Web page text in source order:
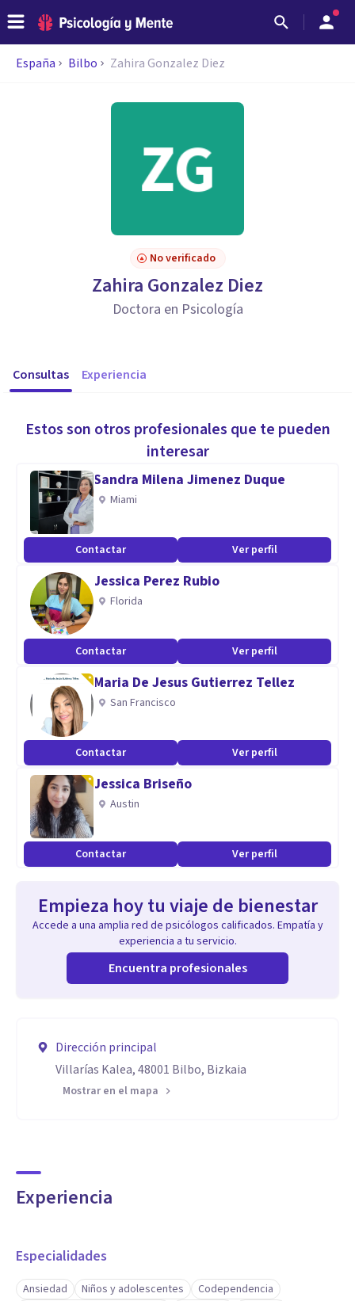
España Bilbo Zahira Gonzalez Diez
No verificado
Zahira Gonzalez Diez
Doctora en Psicología
Consultas Experiencia
Estos son otros profesionales que te pueden
interesar
Sandra Milena Jimenez Duque
Miami
Contactar Ver perfil
Jessica Perez Rubio
Florida
Contactar Ver perfil
Maria De Jesus Gutierrez Tellez
San Francisco
Contactar Ver perfil
Jessica Briseño
Austin
Contactar Ver perfil
Empieza hoy tu viaje de bienestar
Accede a una amplia red de psicólogos calificados. Empatía y
experiencia a tu servicio.
Encuentra profesionales
Dirección principal
Villarías Kalea, 48001 Bilbo, Bizkaia
Mostrar en el mapa
Experiencia
Especialidades
Ansiedad Niños y adolescentes
Codependencia